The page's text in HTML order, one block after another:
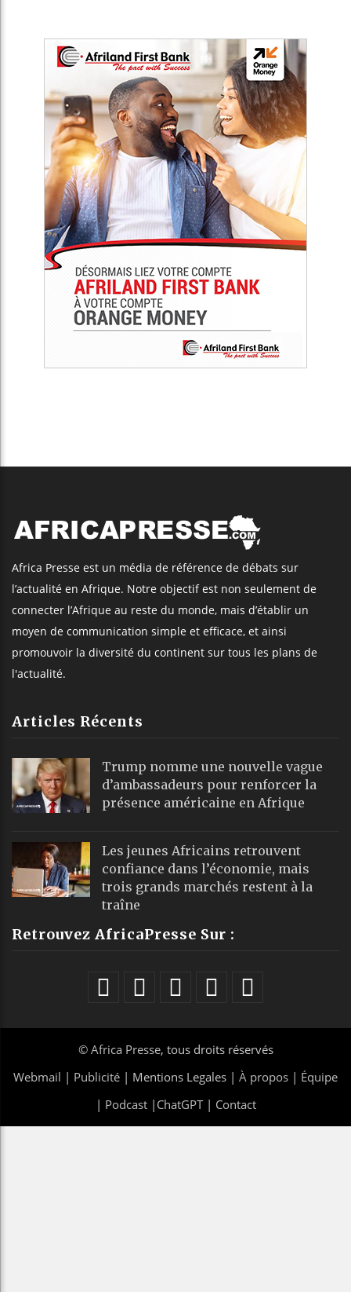
Africa Presse est un média de référence de débats sur
l’actualité en Afrique. Notre objectif est non seulement de
connecter l’Afrique au reste du monde, mais d’établir un
moyen de communication simple et efficace, et ainsi
promouvoir la diversité du continent sur tous les plans de
l'actualité.
Articles Récents
Trump nomme une nouvelle vague
d’ambassadeurs pour renforcer la
présence américaine en Afrique
Les jeunes Africains retrouvent
confiance dans l’économie, mais
trois grands marchés restent à la
traîne
Retrouvez AfricaPresse Sur :
© Africa Presse, tous droits réservés
Webmail | Publicité | Mentions Legales | À propos | Équipe
| Podcast| ChatGPT| Contact